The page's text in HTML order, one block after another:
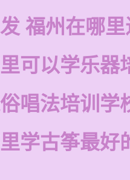
福州在哪
可以学乐器
唱法培训学
学古筝最好